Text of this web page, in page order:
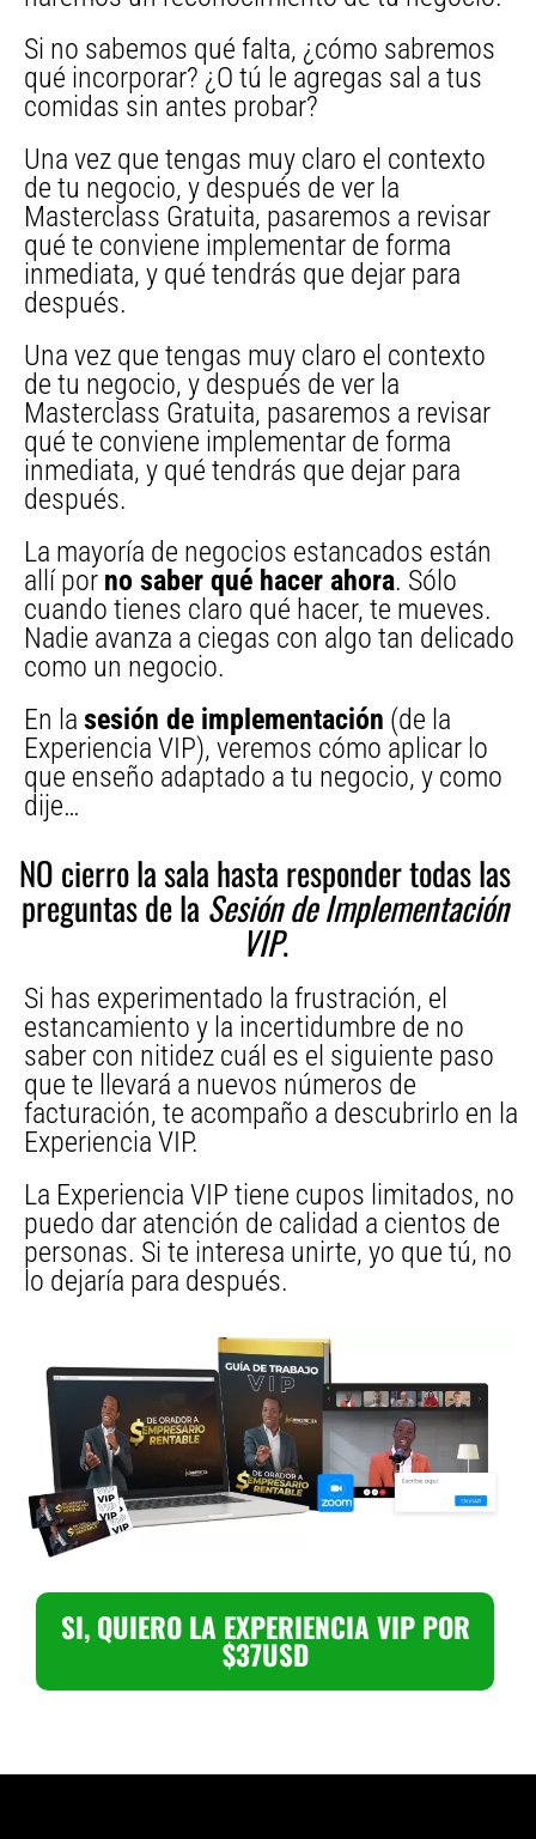
Si no sabemos qué falta, ¿cómo sabremos
qué incorporar? ¿O tú le agregas sal a tus
comidas sin antes probar?
Una vez que tengas muy claro el contexto
de tu negocio, y después de ver la
Masterclass Gratuita, pasaremos a revisar
qué te conviene implementar de forma
inmediata, y qué tendrás que dejar para
después.
Una vez que tengas muy claro el contexto
de tu negocio, y después de ver la
Masterclass Gratuita, pasaremos a revisar
qué te conviene implementar de forma
inmediata, y qué tendrás que dejar para
después.
La mayoría de negocios estancados están
allí por no saber qué hacer ahora. Sólo
cuando tienes claro qué hacer, te mueves.
Nadie avanza a ciegas con algo tan delicado
como un negocio.
En la sesión de implementación (de la
Experiencia VIP), veremos cómo aplicar lo
que enseño adaptado a tu negocio, y como
dije…
NO cierro la sala hasta responder todas las
preguntas de la Sesión de Implementación
VIP.
Si has experimentado la frustración, el
estancamiento y la incertidumbre de no
saber con nitidez cuál es el siguiente paso
que te llevará a nuevos números de
facturación, te acompaño a descubrirlo en la
Experiencia VIP.
La Experiencia VIP tiene cupos limitados, no
puedo dar atención de calidad a cientos de
personas. Si te interesa unirte, yo que tú, no
lo dejaría para después.
SI, QUIERO LA EXPERIENCIA VIP POR
$37USD